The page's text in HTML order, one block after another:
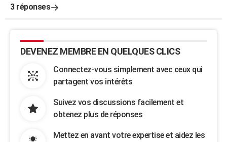
3 réponses
DEVENEZ MEMBRE EN QUELQUES CLICS
Connectez-vous simplement avec ceux qui
partagent vos intérêts
Suivez vos discussions facilement et
obtenez plus de réponses
Mettez en avant votre expertise et aidez les